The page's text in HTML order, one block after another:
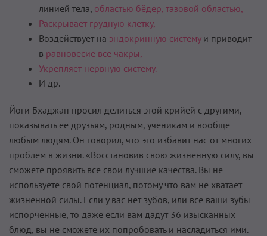
линией тела, областью бёдер, тазовой областью,
Раскрывает грудную клетку,
Воздействует на эндокринную системуи приводит
в равновесие все чакры,
Укрепляет нервную систему.
И др.
Йоги Бхаджан просил делиться этой крийей с другими,
показывать её друзьям, родным, ученикам и вообще
любым людям. Он говорил, что это избавит нас от многих
проблем в жизни. «Восстановив свою жизненную силу, вы
сможете проявить все свои лучшие качества. Вы не
используете свой потенциал, потому что вам не хватает
жизненной силы. Если у вас нет зубов, или все ваши зубы
испорченные, то даже если вам дадут 36 изысканных
блюд, вы не сможете их попробовать и насладиться ими.